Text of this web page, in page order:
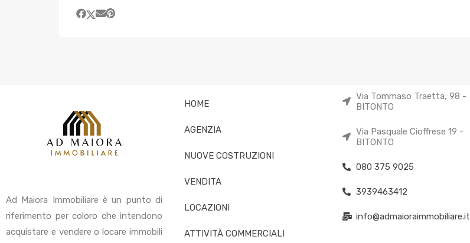
Ad Maiora Immobiliare è un punto di
riferimento per coloro che intendono
acquistare e vendere o locare immobili
HOME
AGENZIA
NUOVE COSTRUZIONI
VENDITA
LOCAZIONI
ATTIVITÀ COMMERCIALI
Via Tommaso Traetta, 98 -
BITONTO
Via Pasquale Cioffrese 19 -
BITONTO
080 375 9025
3939463412
info@admaioraimmobiliare.it